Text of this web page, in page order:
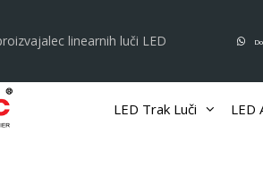
linearnih luči LED
LED Trak Luči LED